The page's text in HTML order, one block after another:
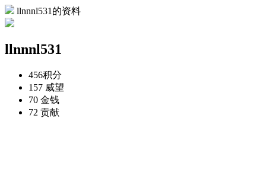
llnnnl531的资料
llnnnl531
456积分
157 威望
70 金钱
72 贡献